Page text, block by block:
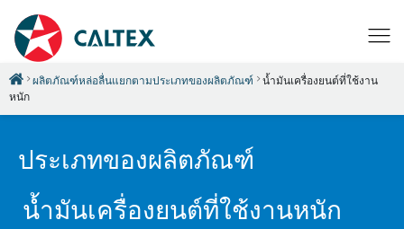
ผลิตภัณฑ์หล่อลื่นแยกตามประเภทของผลิตภัณฑ์
น้ำมันเครื่องยนต์ที่ใช้งาน
หนัก
ประเภทของผลิตภัณฑ์
น้ำมันเครื่องยนต์ที่ใช้งานหนัก